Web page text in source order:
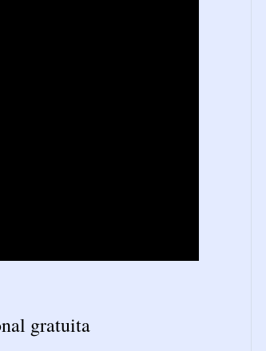
gratuita